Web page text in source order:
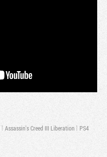
Assassin's Creed III Liberation
PS4